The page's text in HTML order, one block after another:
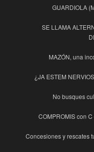
GUARDIOLA
SE LLAMA
MAZÓN, una
¿JA ESTEM
No busques
COMPROMIS con
Concesiones y rescates